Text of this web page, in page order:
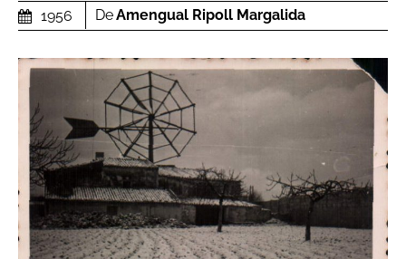
1956 DeAmengual Ripoll Margalida